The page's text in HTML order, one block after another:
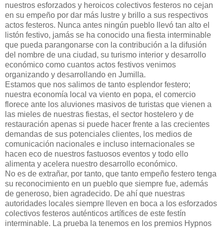
nuestros esforzados y heroicos colectivos festeros no cejan
en su empeño por dar más lustre y brillo a sus respectivos
actos festeros. Nunca antes ningún pueblo llevó tan alto el
listón festivo, jamás se ha conocido una fiesta interminable
que pueda parangonarse con la contribución a la difusión
del nombre de una ciudad, su turismo interior y desarrollo
económico como cuantos actos festivos venimos
organizando y desarrollando en Jumilla.
Estamos que nos salimos de tanto esplendor festero;
nuestra economía local va viento en popa, el comercio
florece ante los aluviones masivos de turistas que vienen a
las mieles de nuestras fiestas, el sector hostelero y de
restauración apenas si puede hacer frente a las crecientes
demandas de sus potenciales clientes, los medios de
comunicación nacionales e incluso internacionales se
hacen eco de nuestros fastuosos eventos y todo ello
alimenta y acelera nuestro desarrollo económico.
No es de extrañar, por tanto, que tanto empeño festero tenga
su reconocimiento en un pueblo que siempre fue, además
de generoso, bien agradecido. De ahí que nuestras
autoridades locales siempre lleven en boca a los esforzados
colectivos festeros auténticos artífices de este festín
interminable. La prueba la tenemos en los premios Hypnos